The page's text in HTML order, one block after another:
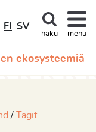
ekosysteemiä
FI SV
haku menu
Tagit